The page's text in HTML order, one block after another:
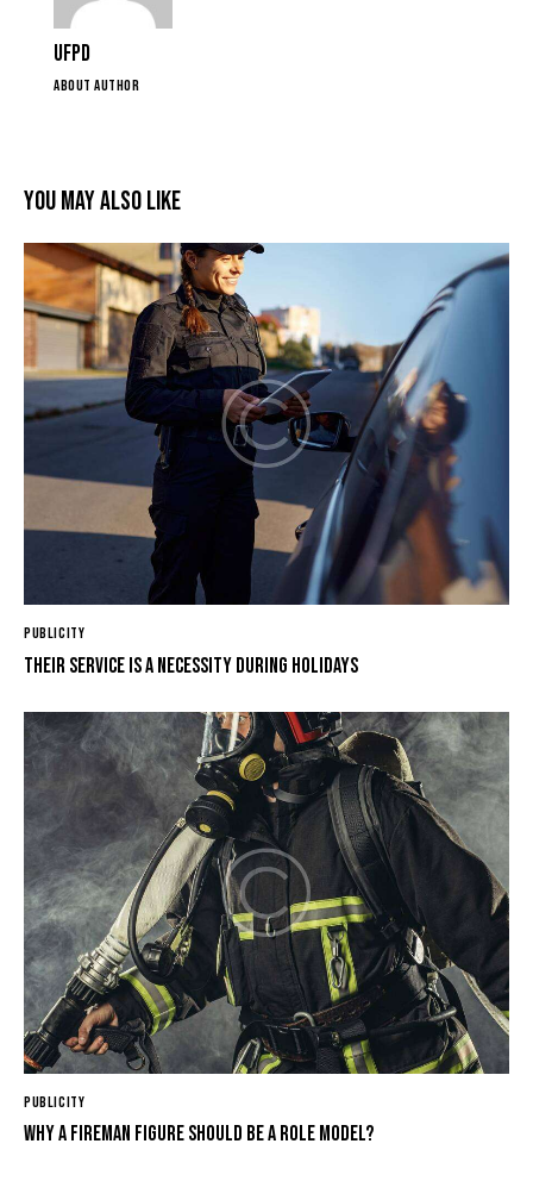
UFPD
ABOUT AUTHOR
You May Also Like
PUBLICITY
Their service is a necessity during holidays
PUBLICITY
Why a fireman figure should be a role model?